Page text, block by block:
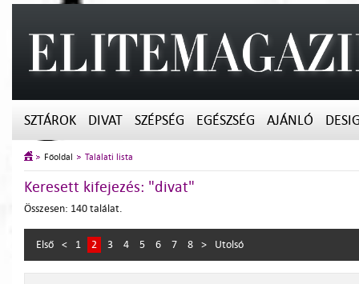
SZTÁROK DIVAT SZÉPSÉG EGÉSZSÉG AJÁNLÓ
Főoldal Találati lista
Keresett kifejezés: "divat"
Összesen: 140 találat.
Első < 1 2 3 4 5 6 7 8 > Utolsó